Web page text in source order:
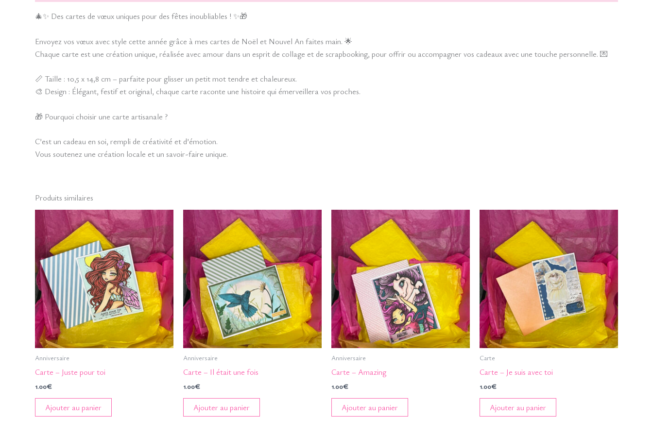
🎄✨ Des cartes de vœux uniques pour des fêtes inoubliables ! ✨🎁
Envoyez vos vœux avec style cette année grâce à mes cartes de Noël et Nouvel An faites main. 🌟
Chaque carte est une création unique, réalisée avec amour dans un esprit de collage et de scrapbooking, pour offrir ou accompagner vos cadeaux avec une touche personnelle. 💌
📏 Taille : 10,5 x 14,8 cm – parfaite pour glisser un petit mot tendre et chaleureux.
🎨 Design : Élégant, festif et original, chaque carte raconte une histoire qui émerveillera vos proches.
🎁 Pourquoi choisir une carte artisanale ?
C’est un cadeau en soi, rempli de créativité et d’émotion.
Vous soutenez une création locale et un savoir-faire unique.
Produits similaires
Anniversaire
Carte – Juste pour toi
1.00€
Ajouter au panier
Anniversaire
Carte – Il était une fois
1.00€
Ajouter au panier
Anniversaire
Carte – Amazing
1.00€
Ajouter au panier
Carte
Carte – Je suis avec toi
1.00€
Ajouter au panier